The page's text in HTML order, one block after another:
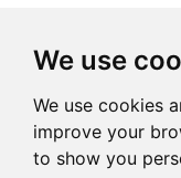
We use
We use cookies
improve your
to show you